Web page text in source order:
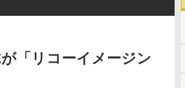
「リコーイメージン